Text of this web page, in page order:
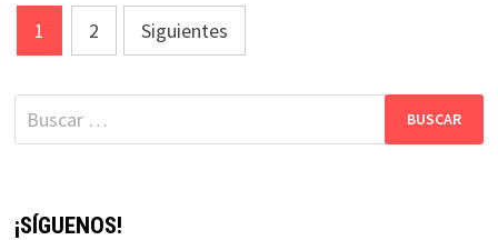
Navegación
de
entradas
1 2 Siguientes
Buscar:
¡SÍGUENOS!